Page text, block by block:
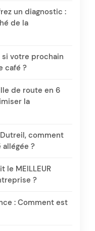
un diagnostic :
de la
si votre prochain
café ?
de route en 6
la
comment
?
le MEILLEUR
?
: Comment est